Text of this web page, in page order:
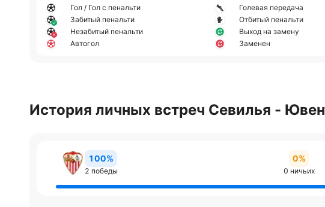
Гол / Гол с пенальти
Забитый пенальти
Незабитый пенальти
Автогол
Голевая передача
Отбитый пенальти
Выход на замену
Заменен
История личных встреч Севилья -
100%
2 победы
0%
0 ничьих